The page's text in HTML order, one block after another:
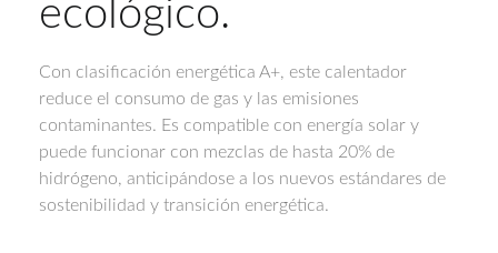
ecológico.
Con clasificación energética A+, este calentador
reduce el consumo de gas y las emisiones
contaminantes. Es compatible con energía solar y
puede funcionar con mezclas de hasta 20% de
hidrógeno, anticipándose a los nuevos estándares de
sostenibilidad y transición energética.